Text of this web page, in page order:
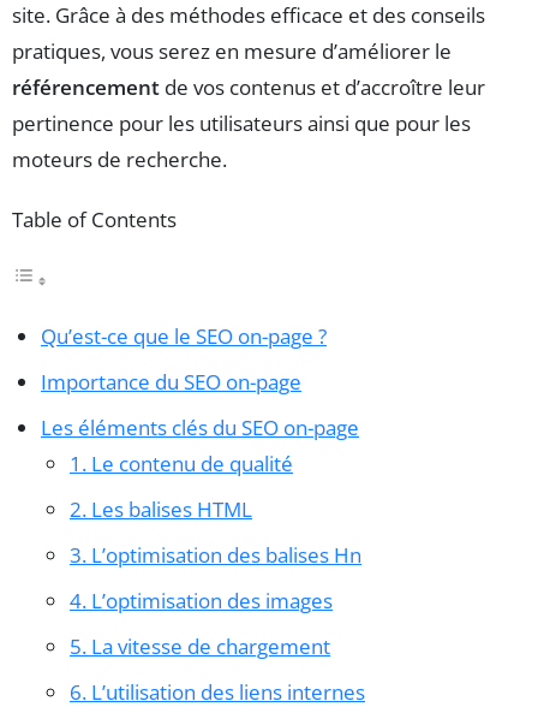
site. Grâce à des méthodes efficace et des conseils
pratiques, vous serez en mesure d’améliorer le
référencement de vos contenus et d’accroître leur
pertinence pour les utilisateurs ainsi que pour les
moteurs de recherche.
Table of Contents
Qu’est-ce que le SEO on-page ?
Importance du SEO on-page
Les éléments clés du SEO on-page
1. Le contenu de qualité
2. Les balises HTML
3. L’optimisation des balises Hn
4. L’optimisation des images
5. La vitesse de chargement
6. L’utilisation des liens internes